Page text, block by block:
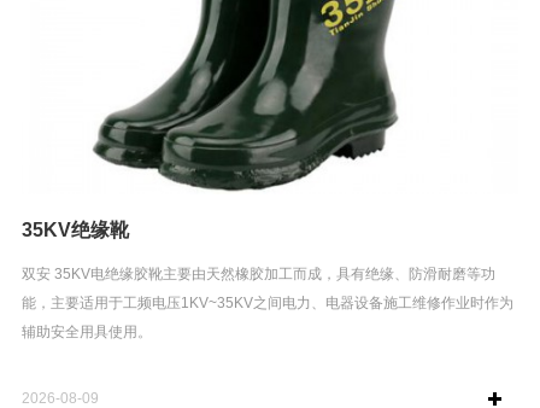
35KV绝缘靴
双安 35KV电绝缘胶靴主要由天然橡胶加工而成，具有绝缘、防滑耐磨等功
能，主要适用于工频电压1KV~35KV之间电力、电器设备施工维修作业时作为
辅助安全用具使用。
2026-08-09